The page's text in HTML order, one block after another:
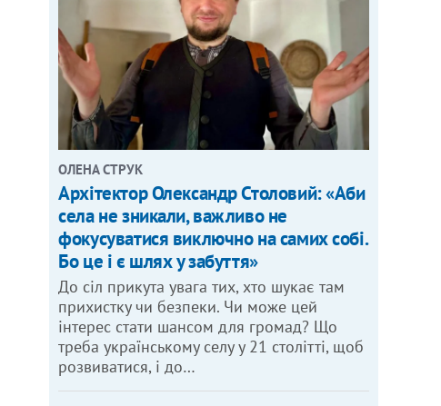
ОЛЕНА СТРУК
Архітектор Олександр Столовий: «Аби
села не зникали, важливо не
фокусуватися виключно на самих собі.
Бо це і є шлях у забуття»
До сіл прикута увага тих, хто шукає там
прихистку чи безпеки. Чи може цей
інтерес стати шансом для громад? Що
треба українському селу у 21 столітті, щоб
розвиватися, і до…